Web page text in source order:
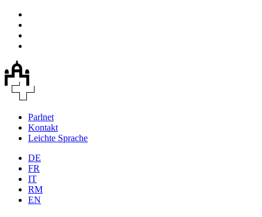
Parlnet
Kontakt
Leichte Sprache
DE
FR
IT
RM
EN